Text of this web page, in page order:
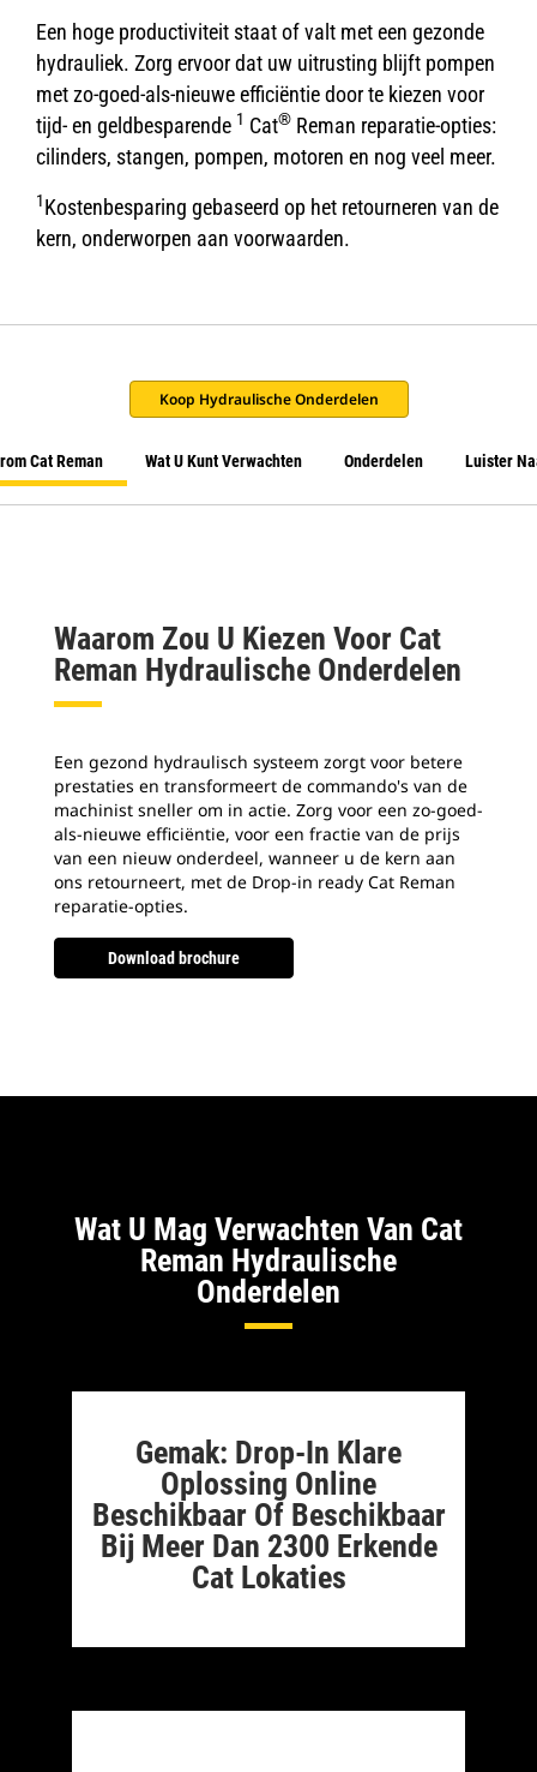
Een hoge productiviteit staat of valt met een gezonde
hydrauliek. Zorg ervoor dat uw uitrusting blijft pompen
met zo-goed-als-nieuwe efficiëntie door te kiezen voor
tijd- en geldbesparende 1 Cat® Reman reparatie-opties:
cilinders, stangen, pompen, motoren en nog veel meer.
1Kostenbesparing gebaseerd op het retourneren van de
kern, onderworpen aan voorwaarden.
Koop Hydraulische Onderdelen
Cat Reman Wat U Kunt Verwachten Onderdelen Luister
Waarom Zou U Kiezen Voor Cat
Reman Hydraulische Onderdelen
Een gezond hydraulisch systeem zorgt voor betere
prestaties en transformeert de commando's van de
machinist sneller om in actie. Zorg voor een zo-goed-
als-nieuwe efficiëntie, voor een fractie van de prijs
van een nieuw onderdeel, wanneer u de kern aan
ons retourneert, met de Drop-in ready Cat Reman
reparatie-opties.
Download brochure
Wat U Mag Verwachten Van Cat
Reman Hydraulische
Onderdelen
Gemak: Drop-In Klare
Oplossing Online
Beschikbaar Of Beschikbaar
Bij Meer Dan 2300 Erkende
Cat Lokaties